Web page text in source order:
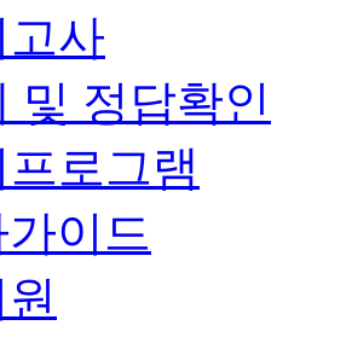
고사
및 정답확인
로그램
이드